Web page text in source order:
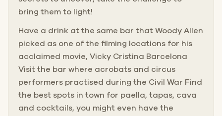
bring them to light!
Have a drink at the same bar that Woody Allen
picked as one of the filming locations for his
acclaimed movie, Vicky Cristina Barcelona
Visit the bar where acrobats and circus
performers practised during the Civil War Find
the best spots in town for paella, tapas, cava
and cocktails, you might even have the